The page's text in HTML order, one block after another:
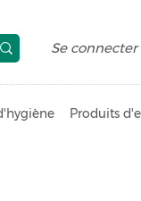
Produits
Se connecter